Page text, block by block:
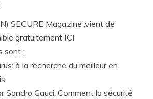
SECURE Magazine ,vient de
gratuitement ICI
sont :
à la recherche du meilleur en
Sandro Gauci: Comment la sécurité